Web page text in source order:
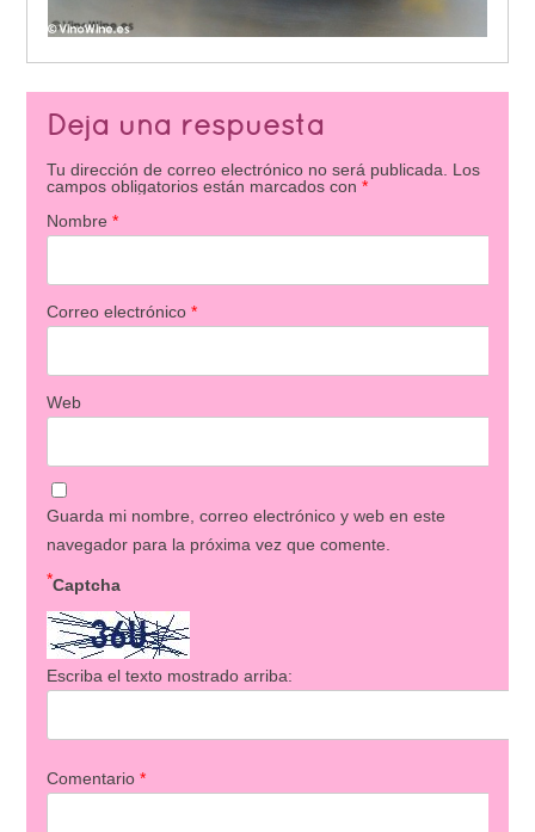
Deja una respuesta
Tu dirección de correo electrónico no será publicada.
Los
campos obligatorios están marcados con *
Nombre *
Correo electrónico *
Web
Guarda mi nombre, correo electrónico y web en este
navegador para la próxima vez que comente.
Captcha
*
Escriba el texto mostrado arriba:
Comentario *